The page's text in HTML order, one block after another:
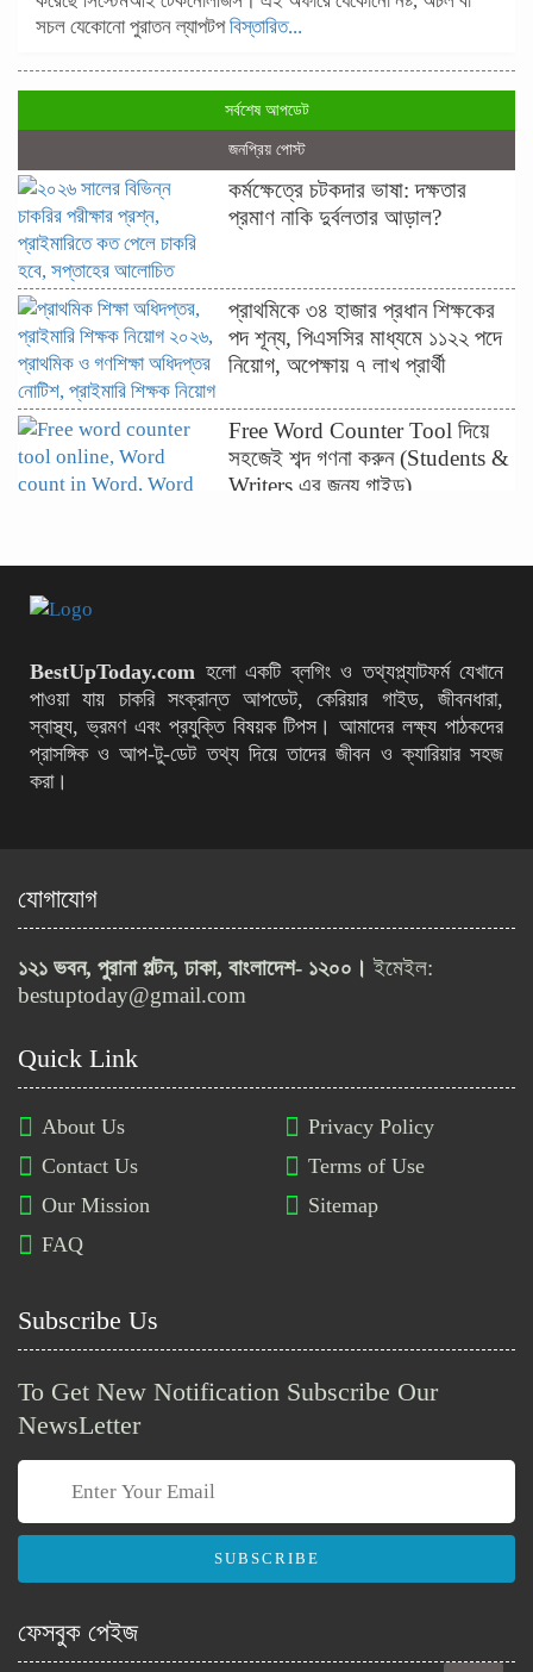
সচল যেকোনো পুরাতন ল্যাপটপবিস্তারিত...
সর্বশেষ আপডেট
জনপ্রিয় পোস্ট
কর্মক্ষেত্রে চটকদার ভাষা: দক্ষতার
প্রমাণ নাকি দুর্বলতার আড়াল?
প্রাথমিকে ৩৪ হাজার প্রধান শিক্ষকের
পদ শূন্য, পিএসসির মাধ্যমে ১১২২ পদে
নিয়োগ, অপেক্ষায় ৭ লাখ প্রার্থী
Free Word Counter Tool দিয়ে
সহজেই শব্দ গণনা করুন (Students &
Writers এর জন্য গাইড)
ActionAid Bangladesh-এ ১০টি
পদে নতুন নিয়োগ বিজ্ঞপ্তি
গণস্বাস্থ্য সমাজভিত্তিক মেডিকেল
কলেজ ও ডেন্টাল ইউনিটে ১২ পদে
নিয়োগ বিজ্ঞপ্তি
চুয়েটে শিক্ষক ও বিভিন্ন পদে নিয়োগ
তথ্য জানা জরুরি
নিয়োগ: দুটি পদে আবেদন চলছে, শেষ
BestUpToday.com হলো একটি ব্লগিং ও তথ্যপ্ল্যাটফর্ম যেখানে
পাওয়া যায় চাকরি সংক্রান্ত আপডেট, কেরিয়ার গাইড, জীবনধারা,
স্বাস্থ্য, ভ্রমণ এবং প্রযুক্তি বিষয়ক টিপস। আমাদের লক্ষ্য পাঠকদের
প্রাসঙ্গিক ও আপ‑টু‑ডেট তথ্য দিয়ে তাদের জীবন ও ক্যারিয়ার সহজ
করা।
যোগাযোগ
১২১ ভবন, পুরানা পল্টন, ঢাকা, বাংলাদেশ- ১২০০। ইমেইল:
bestuptoday@gmail.com
Quick Link
About Us
Contact Us
Our Mission
FAQ
Privacy Policy
Terms of Use
Sitemap
Subscribe Us
To Get New Notification Subscribe Our
NewsLetter
SUBSCRIBE
ফেসবুক পেইজ